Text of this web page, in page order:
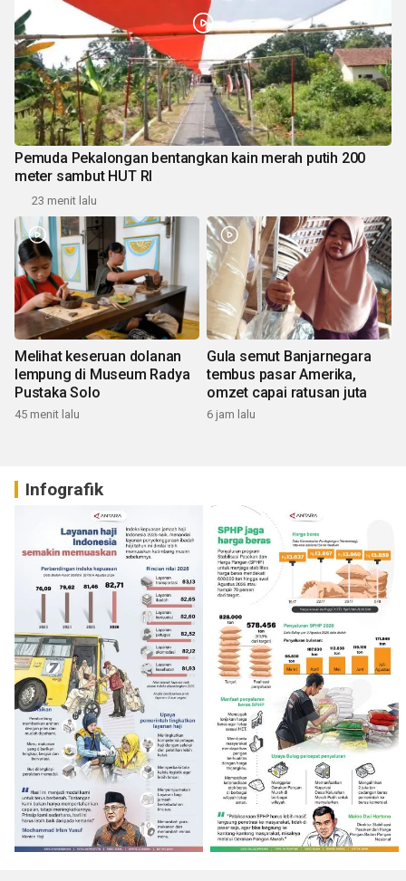
Pemuda Pekalongan bentangkan kain merah putih 200
meter sambut HUT RI
23 menit lalu
Melihat keseruan dolanan
lempung di Museum Radya
Pustaka Solo
45 menit lalu
Gula semut Banjarnegara
tembus pasar Amerika,
omzet capai ratusan juta
6 jam lalu
Infografik